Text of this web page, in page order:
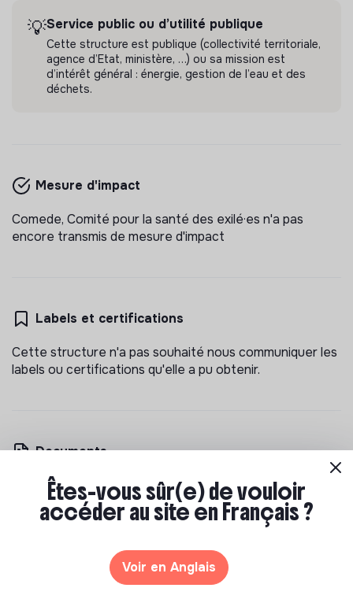
💡Service public ou d’utilité publique
Cette structure est publique (collectivité territoriale,
agence d’Etat, ministère, …) ou sa mission est
d’intérêt général : énergie, gestion de l’eau et des
déchets.
Mesure d'impact
Comede, Comité pour la santé des exilé·es n'a pas
encore transmis de mesure d'impact
Labels et certifications
Cette structure n'a pas souhaité nous communiquer les
labels ou certifications qu'elle a pu obtenir.
Documents
N'a pas encore communiqué de documents de
transparence
Êtes-vous sûr(e) de vouloir
accéder au site en Français ?
Voir en Anglais